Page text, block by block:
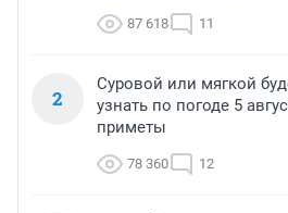
87 618 11
2
Суровой или мягкой
узнать по погоде 5
приметы
78 360 12